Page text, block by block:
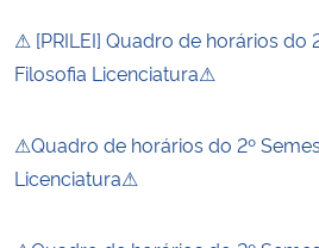
Controladoria-Geral da União
Ministério da Mulher, da Família e dos Direitos
⚠ [PRILEI] Quadro de horários do
Filosofia Licenciatura⚠
⚠Quadro de horários do 2º
Licenciatura⚠